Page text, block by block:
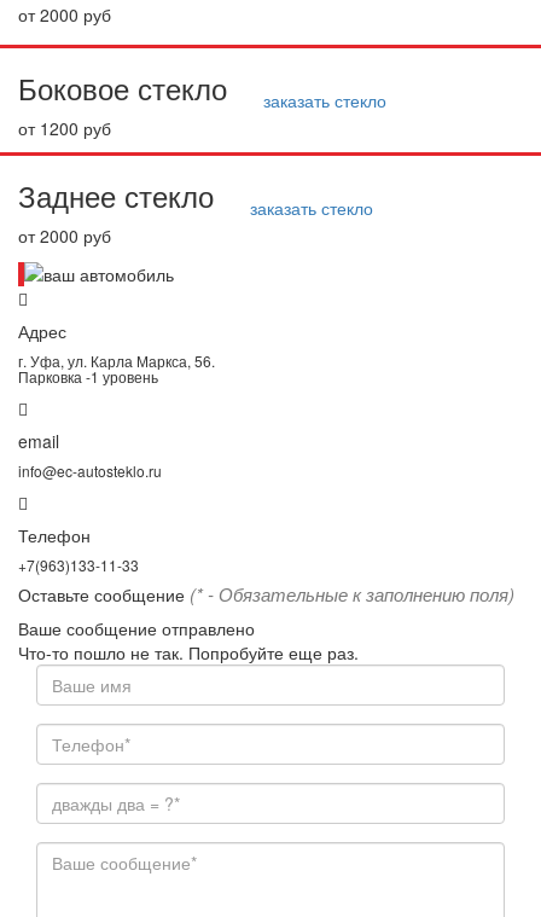
от 2000 руб
Боковое стекло
от 1200 руб
заказать стекло
Заднее стекло
от 2000 руб
заказать стекло
Адрес
г. Уфа, ул. Карла Маркса, 56.
Парковка -1 уровень
email
info@ec-autosteklo.ru
Телефон
+7(963)133-11-33
Оставьте сообщение (* - Обязательные к заполнению поля)
Ваше сообщение отправлено
Что-то пошло не так. Попробуйте еще раз.